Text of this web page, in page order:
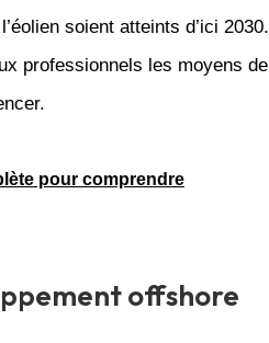
soient atteints d’ici 2030.
professionnels les moyens de
pour comprendre
offshore